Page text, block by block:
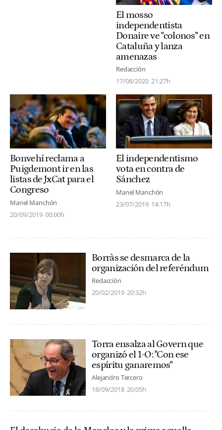
El mosso
independentista
Donaire ve "colonos" en
Cataluña y lanza
amenazas
Redacción
17/08/2020 21:27h
Bonvehí reclama a
Puigdemont ir en las
listas de JxCat para el
Congreso
Manel Manchón
20/09/2019 00:00h
El independentismo
vota en contra de
Sánchez
Manel Manchón
23/07/2019 14:17h
Borràs se desmarca de la
organización del referéndum
Redacción
20/02/2019 20:32h
Torra ensalza al Govern que
organizó el 1-O: "Con ese
espíritu ganaremos"
Alejandro Tercero
18/09/2018 20:05h